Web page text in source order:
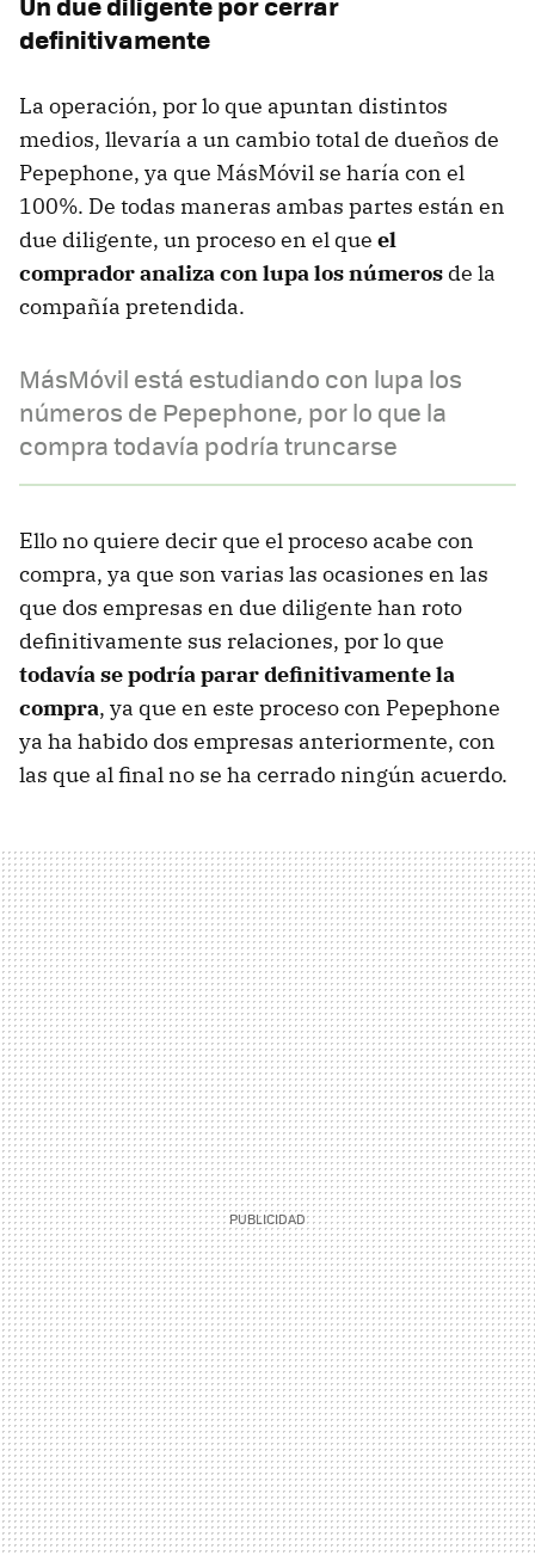
definitivamente
La operación, por lo que apuntan distintos
medios, llevaría a un cambio total de dueños de
Pepephone, ya que MásMóvil se haría con el
100%. De todas maneras ambas partes están en
due diligente, un proceso en el que el
comprador analiza con lupa los números de la
compañía pretendida.
MásMóvil está estudiando con lupa los
números de Pepephone, por lo que la
compra todavía podría truncarse
Ello no quiere decir que el proceso acabe con
compra, ya que son varias las ocasiones en las
que dos empresas en due diligente han roto
definitivamente sus relaciones, por lo que
todavía se podría parar definitivamente la
compra, ya que en este proceso con Pepephone
ya ha habido dos empresas anteriormente, con
las que al final no se ha cerrado ningún acuerdo.